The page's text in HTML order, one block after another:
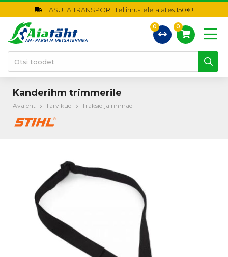
TASUTA TRANSPORT tellimustele alates 150€!
0 0
Kanderihm trimmerile
Avaleht Tarvikud Traksid ja rihmad